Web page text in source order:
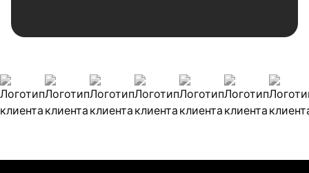
Наши клиенты